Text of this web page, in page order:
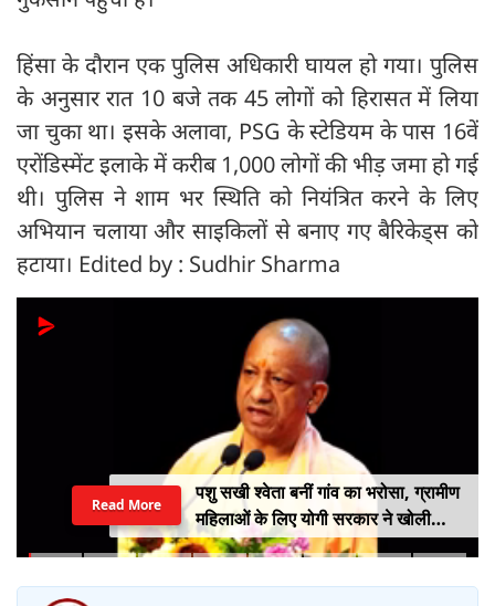
हिंसा के दौरान एक पुलिस अधिकारी घायल हो गया। पुलिस
के अनुसार रात 10 बजे तक 45 लोगों को हिरासत में लिया
जा चुका था। इसके अलावा, PSG के स्टेडियम के पास 16वें
एरोंडिस्मेंट इलाके में करीब 1,000 लोगों की भीड़ जमा हो गई
थी। पुलिस ने शाम भर स्थिति को नियंत्रित करने के लिए
अभियान चलाया और साइकिलों से बनाए गए बैरिकेड्स को
हटाया। Edited by : Sudhir Sharma
पशु सखी श्वेता बनीं गांव का भरोसा, ग्रामीण
महिलाओं के लिए योगी सरकार ने खोली
आत्मनिर्भरता की राह
Read More